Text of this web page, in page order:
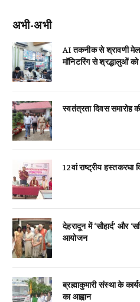
अभी-अभी
AI तकनीक से श्रावणी
मॉनिटरिंग से श्रद्धालुओं को
स्वतंत्रता दिवस समारोह
12वां राष्ट्रीय हस्तकरघा
देहरादून में ‘सौहार्द’ और
आयोजन
ब्रह्माकुमारी संस्था के
का आह्वान